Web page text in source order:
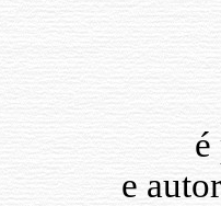
é
e